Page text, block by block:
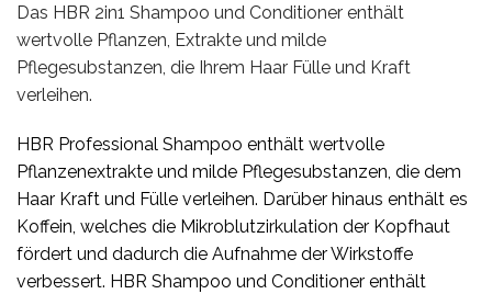
Das HBR 2in1 Shampoo und Conditioner enthält
wertvolle Pflanzen, Extrakte und milde
Pflegesubstanzen, die Ihrem Haar Fülle und Kraft
verleihen.
HBR Professional Shampoo enthält wertvolle
Pflanzenextrakte und milde Pflegesubstanzen, die dem
Haar Kraft und Fülle verleihen. Darüber hinaus enthält es
Koffein, welches die Mikroblutzirkulation der Kopfhaut
fördert und dadurch die Aufnahme der Wirkstoffe
verbessert. HBR Shampoo und Conditioner enthält